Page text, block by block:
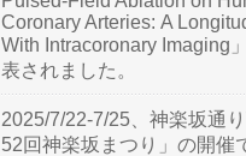
Coronary Arteries: A
With Intracoronary Imaging
表されました。
2025/7/22-7/25、神楽坂通
52回神楽坂まつり」の開催